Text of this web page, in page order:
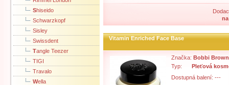
Shiseido
Schwarzkopf
Sisley
Swissdent
Tangle Teezer
TIGI
Travalo
Wella
Vitamin Enriched Face Base
Značka: Bobbi Brown
Typ:
Pleťová
Dostupná balení: ---